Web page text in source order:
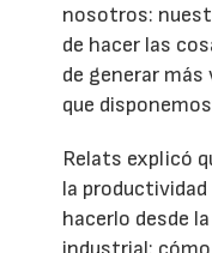
nosotros:
de hacer las
de generar
que
Relats explicó
la
hacerlo desde